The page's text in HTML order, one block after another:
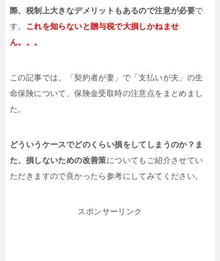
際、税制上大きなデメリットもあるので注意が必要で
す。 これを知らないと贈与税で大損しかねませ
ん。。。
この記事では、「契約者が妻」で「支払いが夫」の生
命保険について、保険金受取時の注意点をまとめまし
た。
どういうケースでどのくらい損をしてしまうのか？ま
た、損しないための改善策についてもご紹介させてい
ただきますので良かったら参考にしてみてください。
スポンサーリンク